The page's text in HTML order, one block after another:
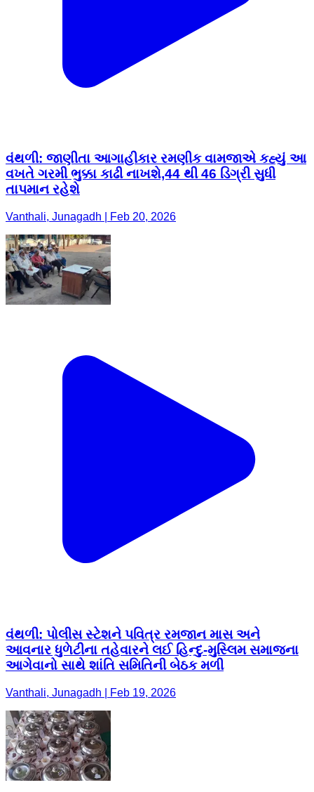
વંથળી: જાણીતા આગાહીકાર રમણીક વામજાએ કહ્યું આ
વખતે ગરમી ભુક્કા કાઢી નાખશે,44 થી 46 ડિગ્રી સુધી
તાપમાન રહેશે
Vanthali, Junagadh | Feb 20, 2026
વંથળી: પોલીસ સ્ટેશને પવિત્ર રમજાન માસ અને
આવનાર ધુળેટીના તહેવારને લઈ હિન્દુ-મુસ્લિમ સમાજના
આગેવાનો સાથે શાંતિ સમિતિની બેઠક મળી
Vanthali, Junagadh | Feb 19, 2026